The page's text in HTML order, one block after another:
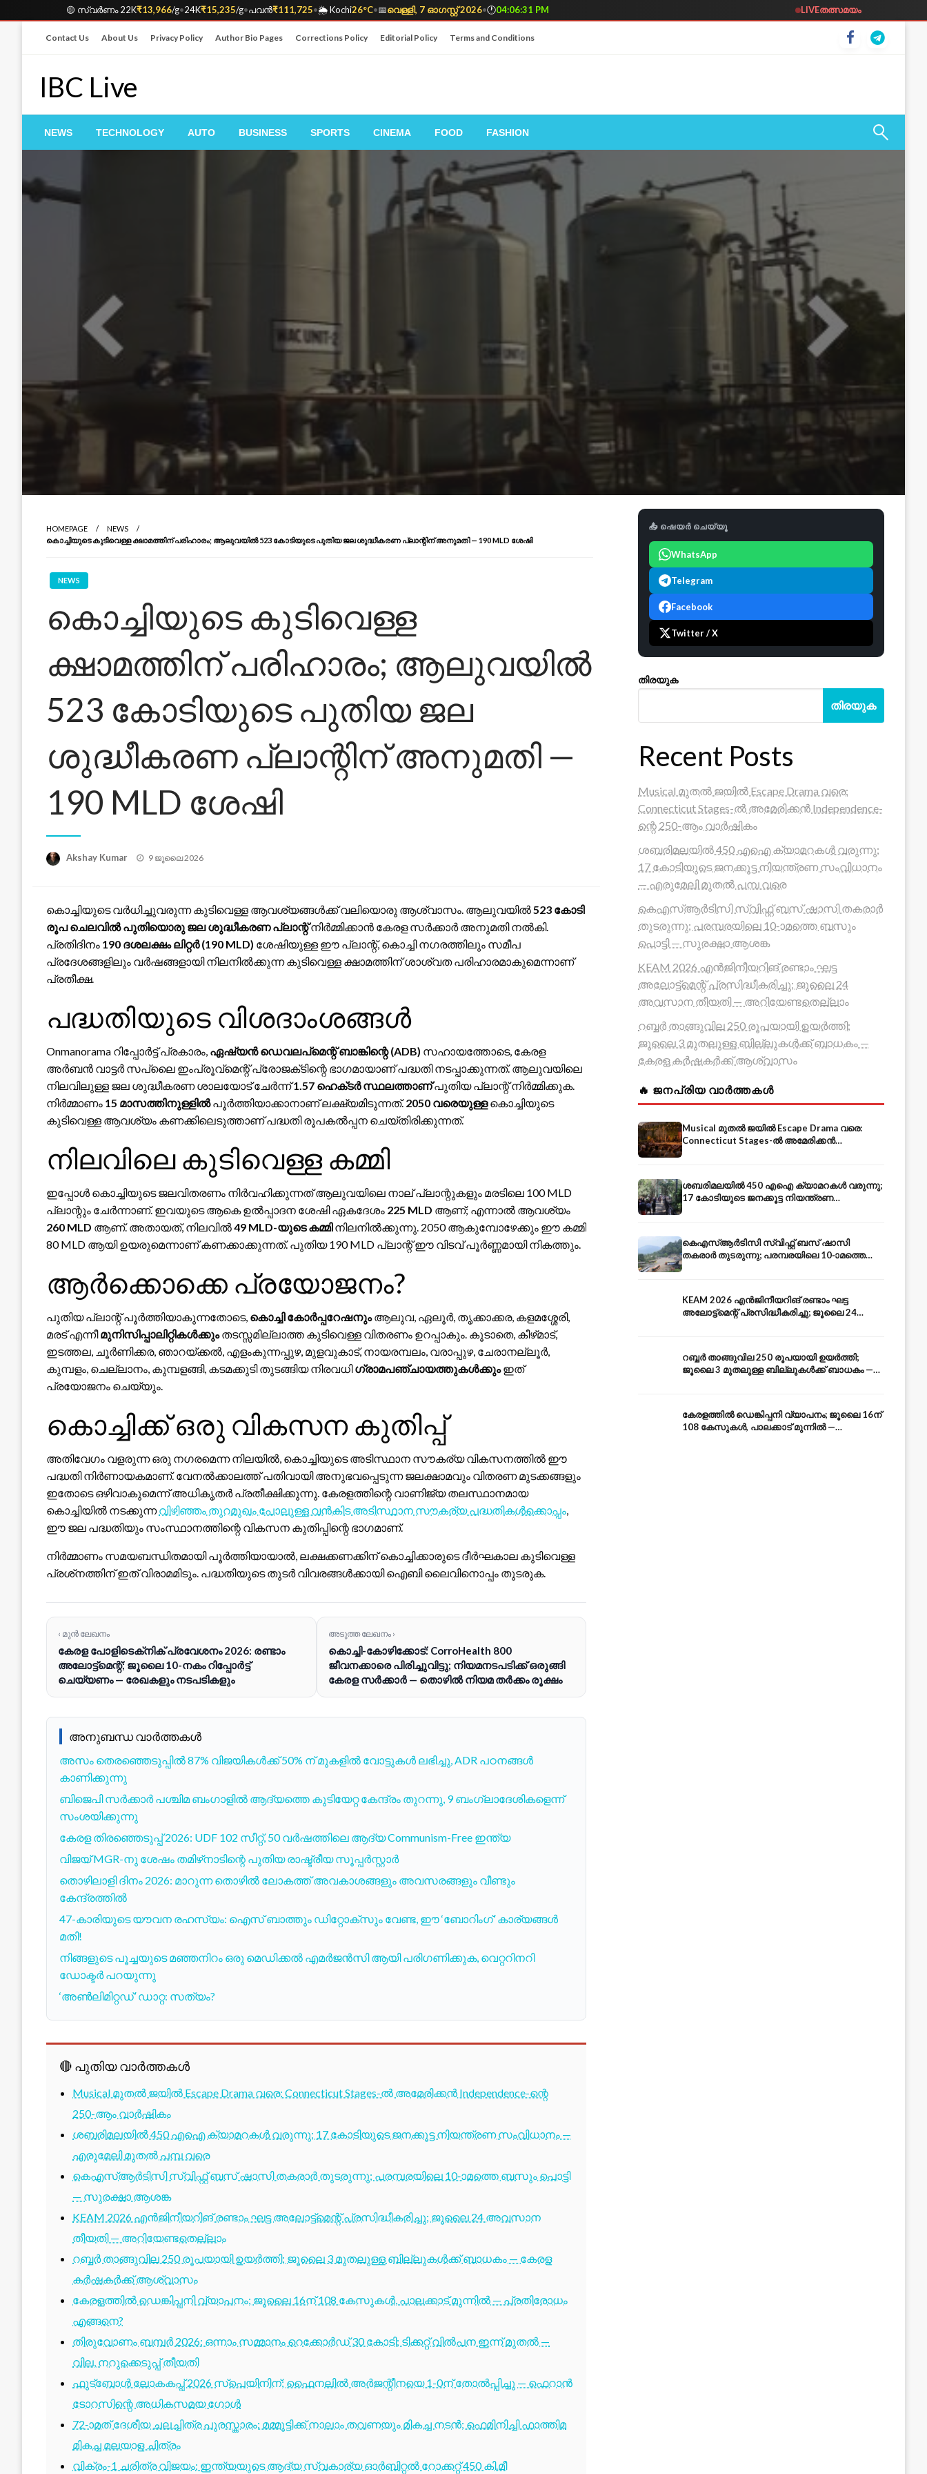
🟡 സ്വർണം 22K₹13,966/g•24K₹15,235/g•പവൻ₹111,725•🌦️ Kochi26°C•📅വെള്ളി, 7 ഓഗസ്റ്റ് 2026•🕐04:06:32 PM LIVEതത്സമയം
Contact Us About Us Privacy Policy Author Bio Pages Corrections Policy Editorial Policy Terms and Conditions
IBC Live
NEWS TECHNOLOGY AUTO BUSINESS SPORTS CINEMA FOOD FASHION
HOMEPAGE
NEWS
കൊച്ചിയുടെ കുടിവെള്ള ക്ഷാമത്തിന് പരിഹാരം; ആലുവയിൽ 523 കോടിയുടെ പുതിയ ജല ശുദ്ധീകരണ പ്ലാന്റിന് അനുമതി — 190 MLD ശേഷി
NEWS
കൊച്ചിയുടെ കുടിവെള്ള
ക്ഷാമത്തിന് പരിഹാരം; ആലുവയിൽ
523 കോടിയുടെ പുതിയ ജല
ശുദ്ധീകരണ പ്ലാന്റിന് അനുമതി —
190 MLD ശേഷി
Akshay Kumar
Posted
9 ജൂലൈ 2026
കൊച്ചിയുടെ വർധിച്ചുവരുന്ന കുടിവെള്ള ആവശ്യങ്ങൾക്ക് വലിയൊരു ആശ്വാസം. ആലുവയിൽ523 കോടി
രൂപ ചെലവിൽ പുതിയൊരു ജല ശുദ്ധീകരണ പ്ലാന്റ്നിർമ്മിക്കാൻ കേരള സർക്കാർ അനുമതി നൽകി.
പ്രതിദിനം 190 ദശലക്ഷം ലിറ്റർ (190 MLD) ശേഷിയുള്ള ഈ പ്ലാന്റ്, കൊച്ചി നഗരത്തിലും സമീപ
പ്രദേശങ്ങളിലും വർഷങ്ങളായി നിലനിൽക്കുന്ന കുടിവെള്ള ക്ഷാമത്തിന് ശാശ്വത പരിഹാരമാകുമെന്നാണ്
പ്രതീക്ഷ.
പദ്ധതിയുടെ വിശദാംശങ്ങൾ
Onmanorama റിപ്പോർട്ട് പ്രകാരം, ഏഷ്യൻ ഡെവലപ്‌മെന്റ് ബാങ്കിന്റെ (ADB) സഹായത്തോടെ, കേരള
അർബൻ വാട്ടർ സപ്ലൈ ഇംപ്രൂവ്‌മെന്റ് പ്രോജക്‌ടിന്റെ ഭാഗമായാണ് പദ്ധതി നടപ്പാക്കുന്നത്. ആലുവയിലെ
നിലവിലുള്ള ജല ശുദ്ധീകരണ ശാലയോട് ചേർന്ന്1.57 ഹെക്‌ടർ സ്ഥലത്താണ്പുതിയ പ്ലാന്റ് നിർമ്മിക്കുക.
നിർമ്മാണം 15 മാസത്തിനുള്ളിൽപൂർത്തിയാക്കാനാണ് ലക്ഷ്യമിടുന്നത്.2050 വരെയുള്ളകൊച്ചിയുടെ
കുടിവെള്ള ആവശ്യം കണക്കിലെടുത്താണ് പദ്ധതി രൂപകൽപ്പന ചെയ്‌തിരിക്കുന്നത്.
നിലവിലെ കുടിവെള്ള കമ്മി
ഇപ്പോൾ കൊച്ചിയുടെ ജലവിതരണം നിർവഹിക്കുന്നത് ആലുവയിലെ നാല് പ്ലാന്റുകളും മരടിലെ 100 MLD
പ്ലാന്റും ചേർന്നാണ്. ഇവയുടെ ആകെ ഉൽപ്പാദന ശേഷി ഏകദേശം 225 MLD ആണ്; എന്നാൽ ആവശ്യം
260 MLD ആണ്. അതായത്, നിലവിൽ49 MLD-യുടെ കമ്മിനിലനിൽക്കുന്നു. 2050 ആകുമ്പോഴേക്കും ഈ കമ്മി
80 MLD ആയി ഉയരുമെന്നാണ് കണക്കാക്കുന്നത്. പുതിയ 190 MLD പ്ലാന്റ് ഈ വിടവ് പൂർണ്ണമായി നികത്തും.
ആർക്കൊക്കെ പ്രയോജനം?
പുതിയ പ്ലാന്റ് പൂർത്തിയാകുന്നതോടെ, കൊച്ചി കോർപ്പറേഷനുംആലുവ, ഏലൂർ, തൃക്കാക്കര, കളമശ്ശേരി,
മരട് എന്നീമുനിസിപ്പാലിറ്റികൾക്കുംതടസ്സമില്ലാത്ത കുടിവെള്ള വിതരണം ഉറപ്പാകും. കൂടാതെ, കീഴ്‌മാട്,
ഇടത്തല, ചൂർണിക്കര, ഞാറയ്ക്കൽ, എളംകുന്നപ്പുഴ, മുളവുകാട്, നായരമ്പലം, വരാപ്പുഴ, ചേരാനല്ലൂർ,
കുമ്പളം, ചെല്ലാനം, കുമ്പളങ്ങി, കടമക്കുടി തുടങ്ങിയ നിരവധിഗ്രാമപഞ്ചായത്തുകൾക്കുംഇത്
പ്രയോജനം ചെയ്യും.
കൊച്ചിക്ക് ഒരു വികസന കുതിപ്പ്
അതിവേഗം വളരുന്ന ഒരു നഗരമെന്ന നിലയിൽ, കൊച്ചിയുടെ അടിസ്ഥാന സൗകര്യ വികസനത്തിൽ ഈ
പദ്ധതി നിർണായകമാണ്. വേനൽക്കാലത്ത് പതിവായി അനുഭവപ്പെടുന്ന ജലക്ഷാമവും വിതരണ മുടക്കങ്ങളും
ഇതോടെ ഒഴിവാകുമെന്ന് അധികൃതർ പ്രതീക്ഷിക്കുന്നു. കേരളത്തിന്റെ വാണിജ്യ തലസ്ഥാനമായ
കൊച്ചിയിൽ നടക്കുന്നവിഴിഞ്ഞം തുറമുഖം പോലുള്ള വൻകിട അടിസ്ഥാന സൗകര്യ പദ്ധതികൾക്കൊപ്പം,
ഈ ജല പദ്ധതിയും സംസ്ഥാനത്തിന്റെ വികസന കുതിപ്പിന്റെ ഭാഗമാണ്.
നിർമ്മാണം സമയബന്ധിതമായി പൂർത്തിയായാൽ, ലക്ഷക്കണക്കിന് കൊച്ചിക്കാരുടെ ദീർഘകാല കുടിവെള്ള
പ്രശ്‌നത്തിന് ഇത് വിരാമമിടും. പദ്ധതിയുടെ തുടർ വിവരങ്ങൾക്കായി ഐബി ലൈവിനൊപ്പം തുടരുക.
‹ മുൻ ലേഖനം
കേരള പോളിടെക്‌നിക് പ്രവേശനം 2026: രണ്ടാം
അലോട്ട്‌മെന്റ്; ജൂലൈ 10-നകം റിപ്പോർട്ട്
ചെയ്യണം — രേഖകളും നടപടികളും
അടുത്ത ലേഖനം ›
കൊച്ചി-കോഴിക്കോട്: CorroHealth 800
ജീവനക്കാരെ പിരിച്ചുവിട്ടു; നിയമനടപടിക്ക് ഒരുങ്ങി
കേരള സർക്കാർ — തൊഴിൽ നിയമ തർക്കം രൂക്ഷം
അനുബന്ധ വാർത്തകൾ
അസം തെരഞ്ഞെടുപ്പിൽ 87% വിജയികൾക്ക് 50% ന് മുകളിൽ വോട്ടുകൾ ലഭിച്ചു, ADR പഠനങ്ങൾ
കാണിക്കുന്നു
ബിജെപി സർക്കാർ പശ്ചിമ ബംഗാളിൽ ആദ്യത്തെ കുടിയേറ്റ കേന്ദ്രം തുറന്നു, 9 ബംഗ്ലാദേശികളെന്ന്
സംശയിക്കുന്നു
കേരള തിരഞ്ഞെടുപ്പ് 2026: UDF 102 സീറ്റ്, 50 വർഷത്തിലെ ആദ്യ Communism-Free ഇന്ത്യ
വിജയ് MGR-നു ശേഷം തമിഴ്‌നാടിന്റെ പുതിയ രാഷ്ട്രീയ സൂപ്പർസ്റ്റാർ
തൊഴിലാളി ദിനം 2026: മാറുന്ന തൊഴിൽ ലോകത്ത് അവകാശങ്ങളും അവസരങ്ങളും വീണ്ടും
കേന്ദ്രത്തിൽ
47-കാരിയുടെ യൗവന രഹസ്യം: ഐസ് ബാത്തും ഡിറ്റോക്സും വേണ്ട, ഈ ‘ബോറിംഗ്’ കാര്യങ്ങൾ
മതി!
നിങ്ങളുടെ പൂച്ചയുടെ മഞ്ഞനിറം ഒരു മെഡിക്കൽ എമർജൻസി ആയി പരിഗണിക്കുക, വെറ്ററിനറി
ഡോക്ടർ പറയുന്നു
‘അൺലിമിറ്റഡ്’ ഡാറ്റ: സത്യം?
🔴 പുതിയ വാർത്തകൾ
Musical മുതൽ ജയിൽ Escape Drama വരെ: Connecticut Stages-ൽ അമേരിക്കൻ Independence-ന്റെ
250-ആം വാർഷികം
ശബരിമലയിൽ 450 എഐ ക്യാമറകൾ വരുന്നു; 17 കോടിയുടെ ജനക്കൂട്ട നിയന്ത്രണ സംവിധാനം —
എരുമേലി മുതൽ പമ്പ വരെ
കെഎസ്ആർടിസി സ്വിഫ്റ്റ് ബസ് ഷാസി തകരാർ തുടരുന്നു; പരമ്പരയിലെ 10-ാമത്തെ ബസും പൊട്ടി
— സുരക്ഷാ ആശങ്ക
KEAM 2026 എൻജിനീയറിങ് രണ്ടാം ഘട്ട അലോട്ട്മെന്റ് പ്രസിദ്ധീകരിച്ചു; ജൂലൈ 24 അവസാന
തീയതി — അറിയേണ്ടതെല്ലാം
റബ്ബർ താങ്ങുവില 250 രൂപയായി ഉയർത്തി; ജൂലൈ 3 മുതലുള്ള ബില്ലുകൾക്ക് ബാധകം — കേരള
കർഷകർക്ക് ആശ്വാസം
കേരളത്തിൽ ഡെങ്കിപ്പനി വ്യാപനം; ജൂലൈ 16ന് 108 കേസുകൾ, പാലക്കാട് മുന്നിൽ — പ്രതിരോധം
എങ്ങനെ?
തിരുവോണം ബമ്പർ 2026: ഒന്നാം സമ്മാനം റെക്കോർഡ് 30 കോടി; ടിക്കറ്റ് വിൽപന ഇന്ന് മുതൽ —
വില, നറുക്കെടുപ്പ് തീയതി
ഫുട്ബോൾ ലോകകപ്പ് 2026 സ്പെയിനിന്; ഫൈനലിൽ അർജന്റീനയെ 1-0ന് തോൽപ്പിച്ചു — ഫെറാൻ
ടോറസിന്റെ അധികസമയ ഗോൾ
72-ാമത് ദേശീയ ചലച്ചിത്ര പുരസ്കാരം: മമ്മൂട്ടിക്ക് നാലാം തവണയും മികച്ച നടൻ; ഫെമിനിച്ചി ഫാത്തിമ
മികച്ച മലയാള ചിത്രം
വിക്രം-1 ചരിത്ര വിജയം: ഇന്ത്യയുടെ ആദ്യ സ്വകാര്യ ഓർബിറ്റൽ റോക്കറ്റ് 450 കി.മീ
📤 ഷെയർ ചെയ്യൂ
WhatsApp
Telegram
Facebook
Twitter / X
തിരയുക
തിരയുക
Recent Posts
Musical മുതൽ ജയിൽ Escape Drama വരെ:
Connecticut Stages-ൽ അമേരിക്കൻ Independence-
ന്റെ 250-ആം വാർഷികം
ശബരിമലയിൽ 450 എഐ ക്യാമറകൾ വരുന്നു;
17 കോടിയുടെ ജനക്കൂട്ട നിയന്ത്രണ സംവിധാനം
— എരുമേലി മുതൽ പമ്പ വരെ
കെഎസ്ആർടിസി സ്വിഫ്റ്റ് ബസ് ഷാസി തകരാർ
തുടരുന്നു; പരമ്പരയിലെ 10-ാമത്തെ ബസും
പൊട്ടി — സുരക്ഷാ ആശങ്ക
KEAM 2026 എൻജിനീയറിങ് രണ്ടാം ഘട്ട
അലോട്ട്മെന്റ് പ്രസിദ്ധീകരിച്ചു; ജൂലൈ 24
അവസാന തീയതി — അറിയേണ്ടതെല്ലാം
റബ്ബർ താങ്ങുവില 250 രൂപയായി ഉയർത്തി;
ജൂലൈ 3 മുതലുള്ള ബില്ലുകൾക്ക് ബാധകം —
കേരള കർഷകർക്ക് ആശ്വാസം
🔥 ജനപ്രിയ വാർത്തകൾ
Musical മുതൽ ജയിൽ Escape Drama വരെ:
Connecticut Stages-ൽ അമേരിക്കൻ
ശബരിമലയിൽ 450 എഐ ക്യാമറകൾ വരുന്നു;
17 കോടിയുടെ ജനക്കൂട്ട നിയന്ത്രണ
കെഎസ്ആർടിസി സ്വിഫ്റ്റ് ബസ് ഷാസി
തകരാർ തുടരുന്നു; പരമ്പരയിലെ 10-ാമത്തെ
KEAM 2026 എൻജിനീയറിങ് രണ്ടാം ഘട്ട
അലോട്ട്മെന്റ് പ്രസിദ്ധീകരിച്ചു; ജൂലൈ 24
റബ്ബർ താങ്ങുവില 250 രൂപയായി ഉയർത്തി;
ജൂലൈ 3 മുതലുള്ള ബില്ലുകൾക്ക് ബാധകം —
കേരളത്തിൽ ഡെങ്കിപ്പനി വ്യാപനം; ജൂലൈ 16ന്
108 കേസുകൾ, പാലക്കാട് മുന്നിൽ —